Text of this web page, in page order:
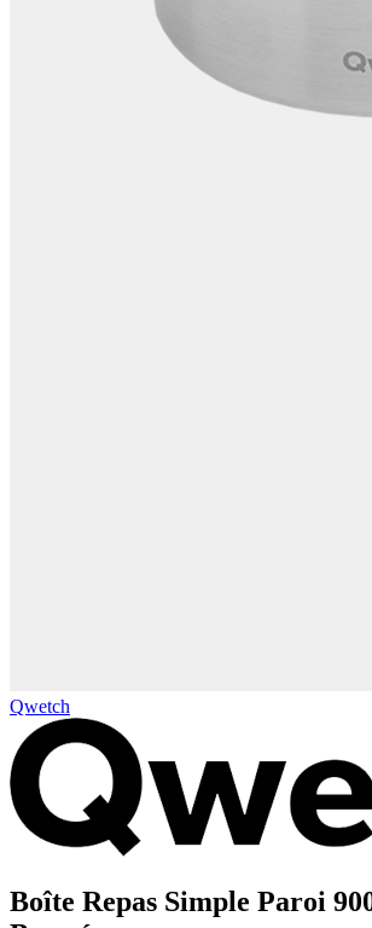
Qwetch
Boîte Repas Simple Paroi